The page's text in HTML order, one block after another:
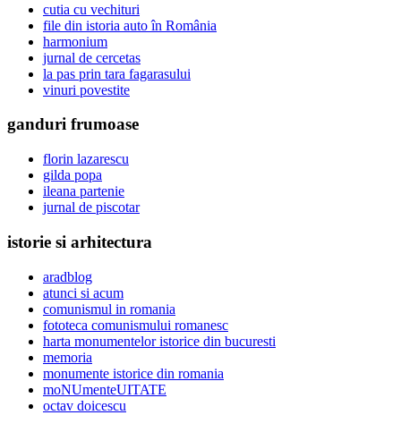
cutia cu vechituri
file din istoria auto în România
harmonium
jurnal de cercetas
la pas prin tara fagarasului
vinuri povestite
ganduri frumoase
florin lazarescu
gilda popa
ileana partenie
jurnal de piscotar
istorie si arhitectura
aradblog
atunci si acum
comunismul in romania
fototeca comunismului romanesc
harta monumentelor istorice din bucuresti
memoria
monumente istorice din romania
moNUmenteUITATE
octav doicescu